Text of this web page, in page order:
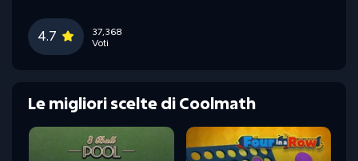
4.7
37,368
Voti
Le migliori scelte di Coolmath